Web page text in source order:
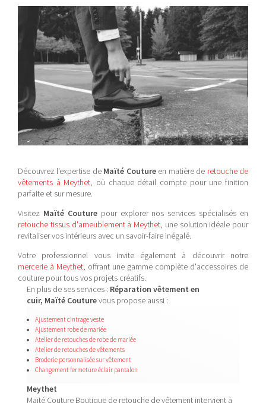
Découvrez l'expertise de Maïté Coutureen matière de retouche de
vêtements à Meythet, où chaque détail compte pour une finition
parfaite et sur mesure.
Visitez Maïté Couturepour explorer nos services spécialisés en
retouche tissus d'ameublement à Meythet, une solution idéale pour
revitaliser vos intérieurs avec un savoir-faire inégalé.
Votre professionnel vous invite également à découvrir notre
mercerie à Meythet, offrant une gamme complète d'accessoires de
couture pour tous vos projets créatifs.
En plus de ses services : Réparation vêtement en
cuir, Maïté Couturevous propose aussi :
Ajustement cintrage veste
Ajustement robe de mariée
Atelier de retouches de robe de mariée
Atelier de retouches de vêtements
Broderie personnalisée sur vêtement
Changement fermeture éclair pantalon
Meythet
Maïté Couture Boutique de retouche de vêtement intervient à